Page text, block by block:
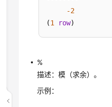
-2
(1 row
%
描述：模（求余）。
示例：